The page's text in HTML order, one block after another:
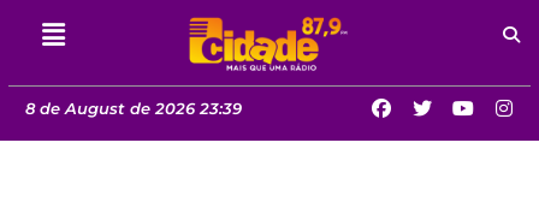
8 de August de 2026 23:39